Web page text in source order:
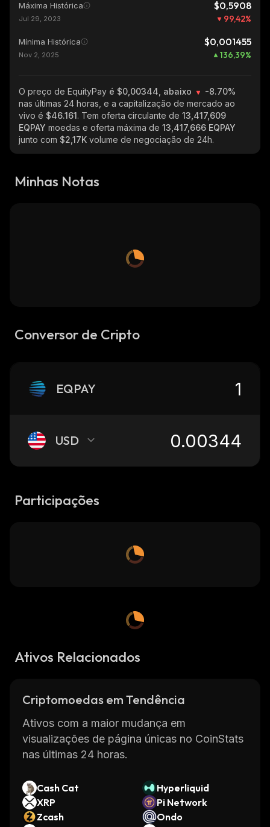
Máxima Histórica $0,5908
Jul 29, 2023 99,42%
Mínima Histórica $0,001455
Nov 2, 2025 136,39%
O preço de EquityPay é $0,00344, abaixo
-8.70%
nas últimas 24 horas, e a capitalização de mercado ao
vivo é $46.161. Tem oferta circulante de 13,417,609
EQPAY moedas e oferta máxima de 13,417,666 EQPAY
junto com $2,17K volume de negociação de 24h.
Minhas Notas
Conversor de Cripto
EQPAY
USD
Participações
Ativos Relacionados
Criptomoedas em Tendência
Ativos com a maior mudança em
visualizações de página únicas no CoinStats
nas últimas 24 horas.
Cash Cat
Hyperliquid
XRP
Pi Network
Zcash
Ondo